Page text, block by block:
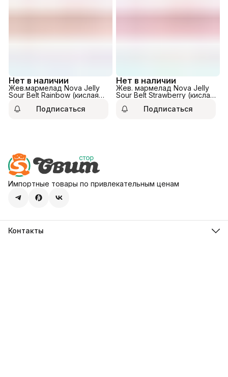
Нет в наличии
Жев.мармелад Nova Jelly
Sour Belt Rainbow (кислая
Подписаться
Нет в наличии
Жев. мармелад Nova Jelly
Sour Belt Strawberry (кислая
Подписаться
Импортные товары по привлекательным ценам
Контакты